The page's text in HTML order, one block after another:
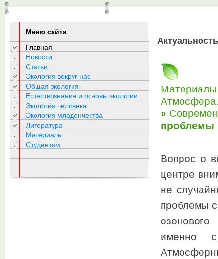
Меню сайта
Главная
Новости
Статьи
Экология вокруг нас
Общая экология
Естествознание и основы экологии
Экология человека
Экология младенчества
Литература
Материалы
Студентам
Материалы
»
проблемы
Вопрос о
центре
не
проблемы
именно с